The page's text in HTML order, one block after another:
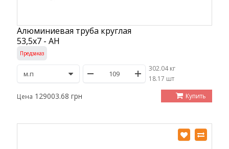
Алюминиевая труба круглая
53,5х7 - АН
Предзаказ
302.04 кг
/18.17 шт
Цена 129003.68 грн Купить